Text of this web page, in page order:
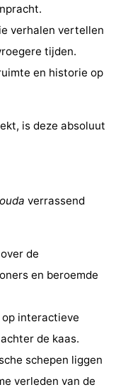
verhalen vertellen
tijden.
en historie op
is deze absoluut
verrassend
de
en beroemde
interactieve
de kaas.
schepen liggen
verleden van de